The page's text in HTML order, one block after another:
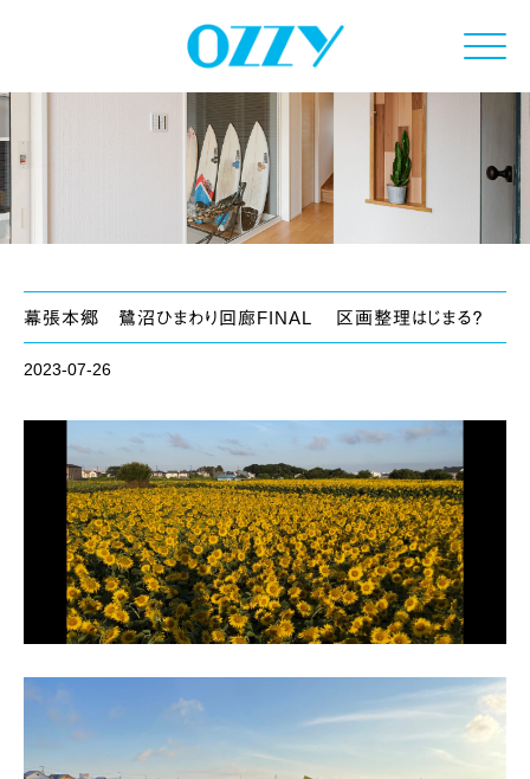
Click
幕張本郷 鷺沼ひまわり回廊FINAL 区画整理はじまる？
2023-07-26